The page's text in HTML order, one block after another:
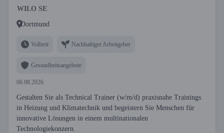
WILO SE
Dortmund
Vollzeit Nachhaltiger Arbeitgeber
Gesundheitsangebote
06.08.2026
Gestalten Sie als Technical Trainer (w/m/d) praxisnahe Trainings
in Heizung und Klimatechnik und begeistern Sie Menschen für
innovative Lösungen in einem multinationalen
Technologiekonzern.